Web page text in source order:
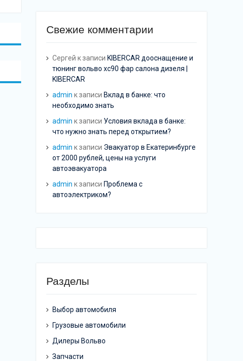
Свежие комментарии
Сергей к записи KIBERCAR дооснащение и
тюнинг вольво хс90 фар салона дизеля |
KIBERCAR
admin к записи Вклад в банке: что
необходимо знать
admin к записи Условия вклада в банке:
что нужно знать перед открытием?
admin к записи Эвакуатор в Екатеринбурге
от 2000 рублей, цены на услуги
автоэвакуатора
admin к записи Проблема с
автоэлектриком?
Разделы
Выбор автомобиля
Грузовые автомобили
Дилеры Вольво
Запчасти